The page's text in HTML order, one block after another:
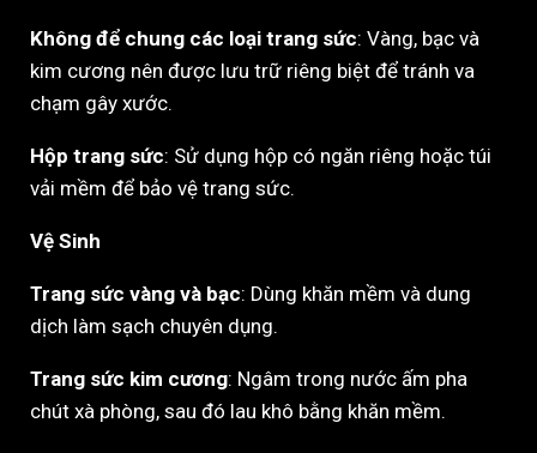
Không để chung các loại trang sức: Vàng, bạc và
kim cương nên được lưu trữ riêng biệt để tránh va
chạm gây xước.
Hộp trang sức: Sử dụng hộp có ngăn riêng hoặc túi
vải mềm để bảo vệ trang sức.
Vệ Sinh
Trang sức vàng và bạc: Dùng khăn mềm và dung
dịch làm sạch chuyên dụng.
Trang sức kim cương: Ngâm trong nước ấm pha
chút xà phòng, sau đó lau khô bằng khăn mềm.